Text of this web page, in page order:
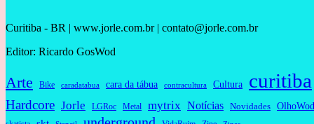
Curitiba - BR | www.jorle.com.br | contato@jorle.com.br
Editor: Ricardo GosWod
Arte Bike caradatabua cara da tábua contracultura Cultura curitiba
Hardcore Jorle LGRoc Metal mytrix Notícias Novidades